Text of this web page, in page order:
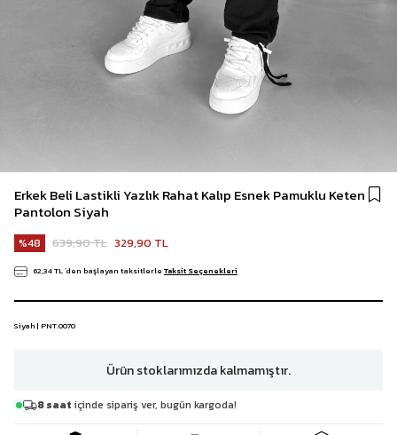
Erkek Beli Lastikli Yazlık Rahat Kalıp Esnek Pamuklu Keten
Pantolon Siyah
48 639,90 TL 329,90 TL
62,34 TL`den başlayan taksitlerle Taksit Seçenekleri
Siyah | PNT.0070
Ürün stoklarımızda kalmamıştır.
8 saat içinde sipariş ver, bugün kargoda!